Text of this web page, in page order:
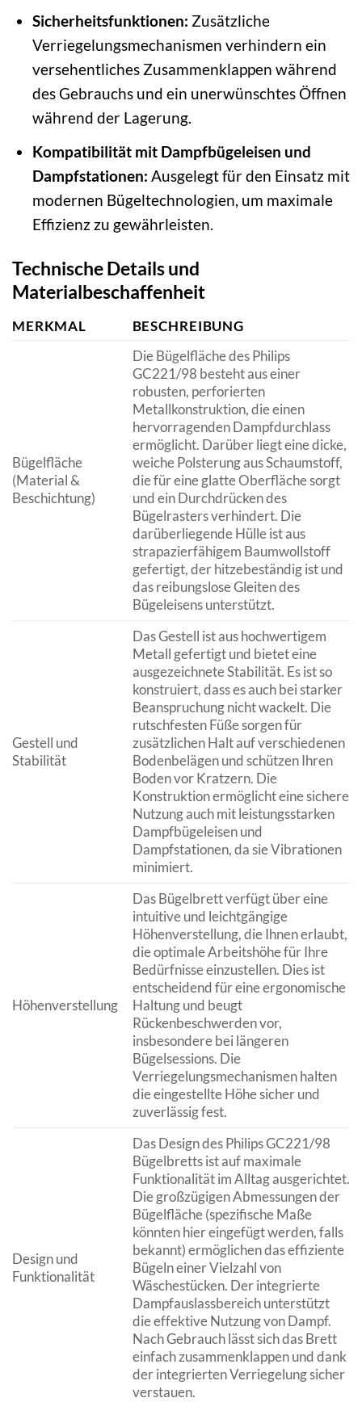
Sicherheitsfunktionen: Zusätzliche
Verriegelungsmechanismen verhindern ein
versehentliches Zusammenklappen während
des Gebrauchs und ein unerwünschtes Öffnen
während der Lagerung.
Kompatibilität mit Dampfbügeleisen und
Dampfstationen: Ausgelegt für den Einsatz mit
modernen Bügeltechnologien, um maximale
Effizienz zu gewährleisten.
Technische Details und
Materialbeschaffenheit
MERKMAL BESCHREIBUNG
Bügelfläche
(Material &
Beschichtung)
Die Bügelfläche des Philips
GC221/98 besteht aus einer
robusten, perforierten
Metallkonstruktion, die einen
hervorragenden Dampfdurchlass
ermöglicht. Darüber liegt eine dicke,
weiche Polsterung aus Schaumstoff,
die für eine glatte Oberfläche sorgt
und ein Durchdrücken des
Bügelrasters verhindert. Die
darüberliegende Hülle ist aus
strapazierfähigem Baumwollstoff
gefertigt, der hitzebeständig ist und
das reibungslose Gleiten des
Bügeleisens unterstützt.
Gestell und
Stabilität
Das Gestell ist aus hochwertigem
Metall gefertigt und bietet eine
ausgezeichnete Stabilität. Es ist so
konstruiert, dass es auch bei starker
Beanspruchung nicht wackelt. Die
rutschfesten Füße sorgen für
zusätzlichen Halt auf verschiedenen
Bodenbelägen und schützen Ihren
Boden vor Kratzern. Die
Konstruktion ermöglicht eine sichere
Nutzung auch mit leistungsstarken
Dampfbügeleisen und
Dampfstationen, da sie Vibrationen
minimiert.
Höhenverstellung
Das Bügelbrett verfügt über eine
intuitive und leichtgängige
Höhenverstellung, die Ihnen erlaubt,
die optimale Arbeitshöhe für Ihre
Bedürfnisse einzustellen. Dies ist
entscheidend für eine ergonomische
Haltung und beugt
Rückenbeschwerden vor,
insbesondere bei längeren
Bügelsessions. Die
Verriegelungsmechanismen halten
die eingestellte Höhe sicher und
zuverlässig fest.
Design und
Funktionalität
Das Design des Philips GC221/98
Bügelbretts ist auf maximale
Funktionalität im Alltag ausgerichtet.
Die großzügigen Abmessungen der
Bügelfläche (spezifische Maße
könnten hier eingefügt werden, falls
bekannt) ermöglichen das effiziente
Bügeln einer Vielzahl von
Wäschestücken. Der integrierte
Dampfauslassbereich unterstützt
die effektive Nutzung von Dampf.
Nach Gebrauch lässt sich das Brett
einfach zusammenklappen und dank
der integrierten Verriegelung sicher
verstauen.